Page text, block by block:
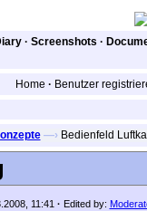
· Screenshots ·
Home · Benutzer
—›Bedienfeld
11:41 · Edited by: